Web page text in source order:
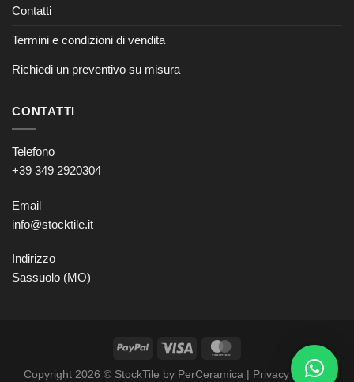
Contatti
Termini e condizioni di vendita
Richiedi un preventivo su misura
CONTATTI
Telefono
+39 349 2920304
Email
info@stocktile.it
Indirizzo
Sassuolo (MO)
Copyright 2026 © StockTile by PerCeramica | Privacy policy–